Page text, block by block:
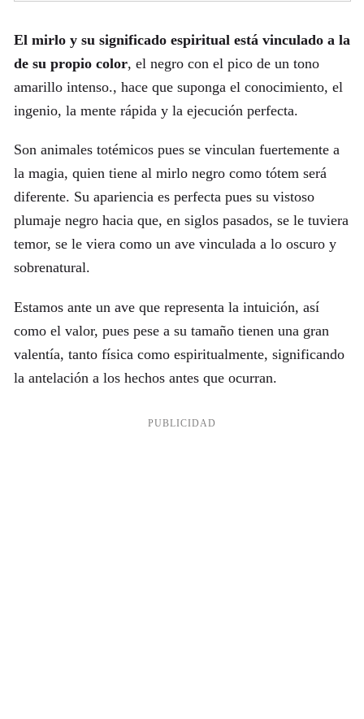
El mirlo y su significado espiritual está vinculado a la
de su propio color, el negro con el pico de un tono
amarillo intenso., hace que suponga el conocimiento, el
ingenio, la mente rápida y la ejecución perfecta.
Son animales totémicos pues se vinculan fuertemente a
la magia, quien tiene al mirlo negro como tótem será
diferente. Su apariencia es perfecta pues su vistoso
plumaje negro hacia que, en siglos pasados, se le tuviera
temor, se le viera como un ave vinculada a lo oscuro y
sobrenatural.
Estamos ante un ave que representa la intuición, así
como el valor, pues pese a su tamaño tienen una gran
valentía, tanto física como espiritualmente, significando
la antelación a los hechos antes que ocurran.